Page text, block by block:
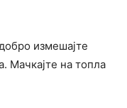
измешајте
Мачкајте на топла